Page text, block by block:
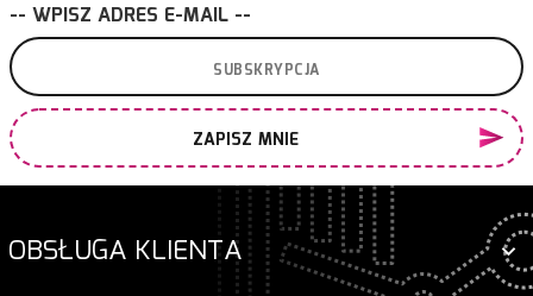
-- WPISZ ADRES E-MAIL --
ZAPISZ MNIE
OBSŁUGA KLIENTA